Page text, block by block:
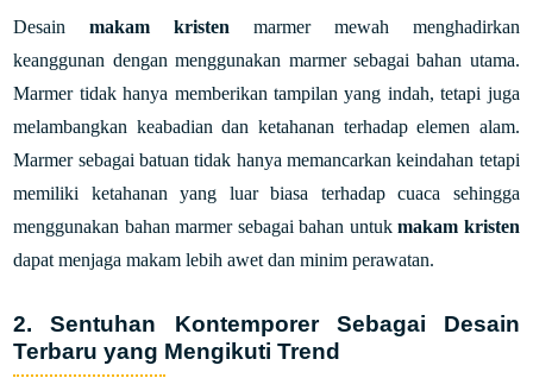
Desainmakam kristen marmer mewah menghadirkan
keanggunan dengan menggunakan marmer sebagai bahan utama.
Marmer tidak hanya memberikan tampilan yang indah, tetapi juga
melambangkan keabadian dan ketahanan terhadap elemen alam.
Marmer sebagai batuan tidak hanya memancarkan keindahan tetapi
memiliki ketahanan yang luar biasa terhadap cuaca sehingga
menggunakan bahan marmer sebagai bahan untukmakam kristen
dapat menjaga makam lebih awet dan minim perawatan.
2. Sentuhan Kontemporer Sebagai Desain
Terbaru yang Mengikuti Trend